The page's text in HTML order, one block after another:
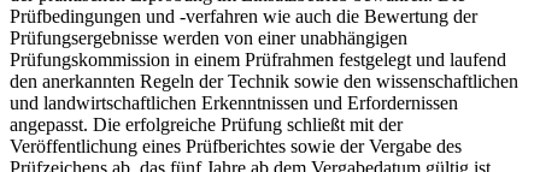
Prüfbedingungen und -verfahren wie auch die Bewertung der
Prüfungsergebnisse werden von einer unabhängigen
Prüfungskommission in einem Prüfrahmen festgelegt und laufend
den anerkannten Regeln der Technik sowie den wissenschaftlichen
und landwirtschaftlichen Erkenntnissen und Erfordernissen
angepasst. Die erfolgreiche Prüfung schließt mit der
Veröffentlichung eines Prüfberichtes sowie der Vergabe des